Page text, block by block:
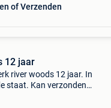
of Verzenden
12 jaar
river woods 12 jaar. In
staat. Kan verzonden